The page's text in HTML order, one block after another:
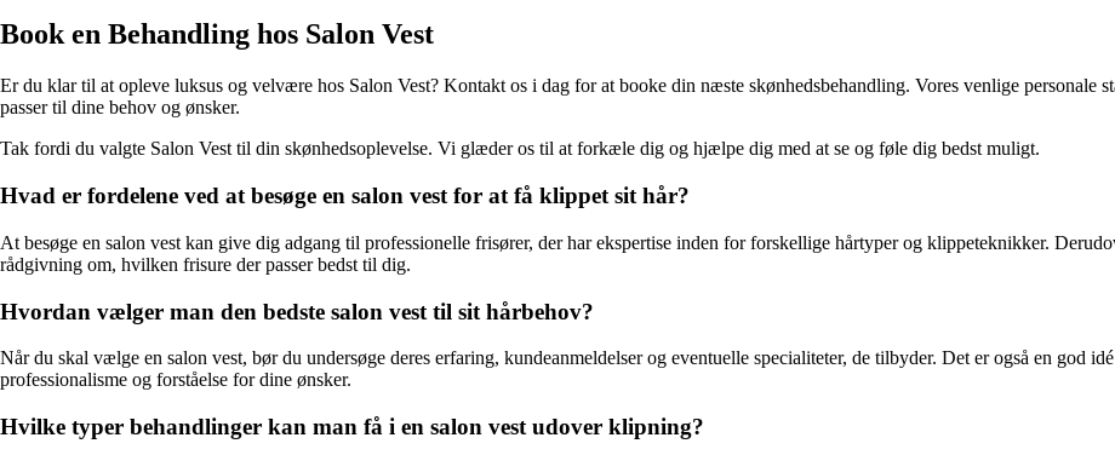
Book en Behandling hos Salon Vest
Er du klar til at opleve luksus og velvære hos Salon Vest? Kontakt os i dag for at booke din næste skønhedsbehandling. Vores venlige personale
passer til dine behov og ønsker.
Tak fordi du valgte Salon Vest til din skønhedsoplevelse. Vi glæder os til at forkæle dig og hjælpe dig med at se og føle dig bedst muligt.
Hvad er fordelene ved at besøge en salon vest for at få klippet sit hår?
At besøge en salon vest kan give dig adgang til professionelle frisører, der har ekspertise inden for forskellige hårtyper og klippeteknikker.
rådgivning om, hvilken frisure der passer bedst til dig.
Hvordan vælger man den bedste salon vest til sit hårbehov?
Når du skal vælge en salon vest, bør du undersøge deres erfaring, kundeanmeldelser og eventuelle specialiteter, de tilbyder. Det er også en god
professionalisme og forståelse for dine ønsker.
Hvilke typer behandlinger kan man få i en salon vest udover klipning?